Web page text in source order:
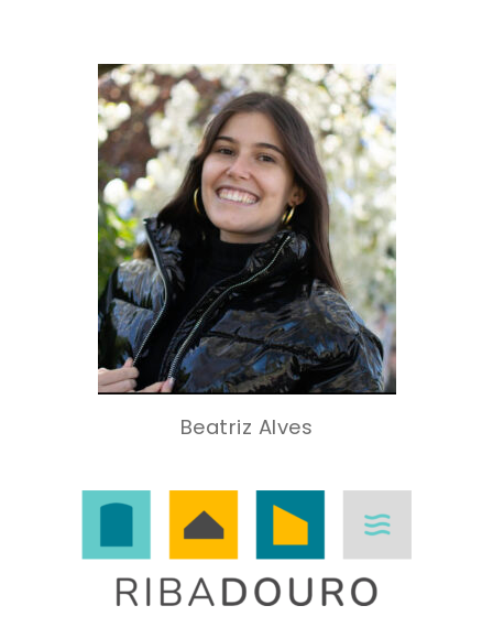
Beatriz Alves